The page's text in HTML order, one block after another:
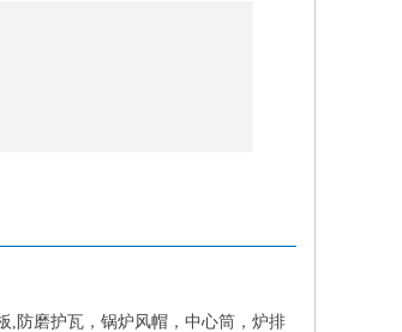
,防磨护瓦，锅炉风帽，中心筒，炉排